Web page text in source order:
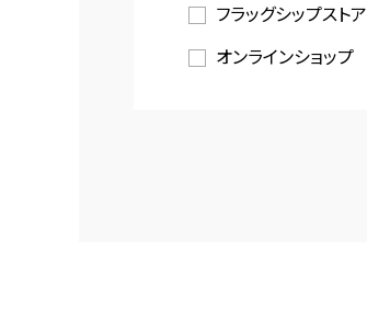
フラッグシップストア
オンラインショップ